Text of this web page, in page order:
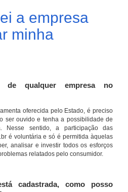
a empresa
minha
de qualquer empresa no
oferecida pelo Estado, é preciso
ser ouvido e tenha a possibilidade de
Nesse sentido, a participação das
é voluntária e só é permitida àquelas
analisar e investir todos os esforços
relatados pelo consumidor.
cadastrada, como posso